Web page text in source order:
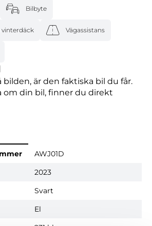
Bilbyte
vinterdäck Vägassistans
bilden, är den faktiska bil du får.
om din bil, finner du direkt
AWJ01D
2023
Svart
El